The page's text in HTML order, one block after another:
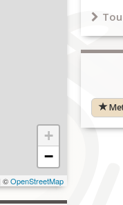
+
−
©OpenStreetMap